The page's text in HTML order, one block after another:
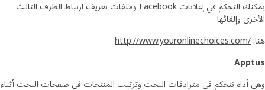
يمكنك التحكم في إعلانات Facebook وملفات تعريف ارتباط الطرف الثالث
الأخرى وإلغائها
هنا: http://www.youronlinechoices.com/
Apptus
وهي أداة تتحكم في مترادفات البحث وترتيب المنتجات في صفحات البحث أثناء